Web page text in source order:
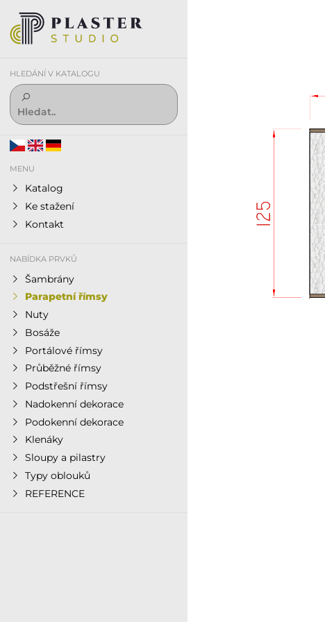
HLEDÁNÍ V KATALOGU
MENU
Katalog
Ke stažení
Kontakt
NABÍDKA PRVKŮ
Šambrány
Parapetní římsy
Nuty
Bosáže
Portálové římsy
Průběžné římsy
Podstřešní římsy
Nadokenní dekorace
Podokenní dekorace
Klenáky
Sloupy a pilastry
Typy oblouků
REFERENCE